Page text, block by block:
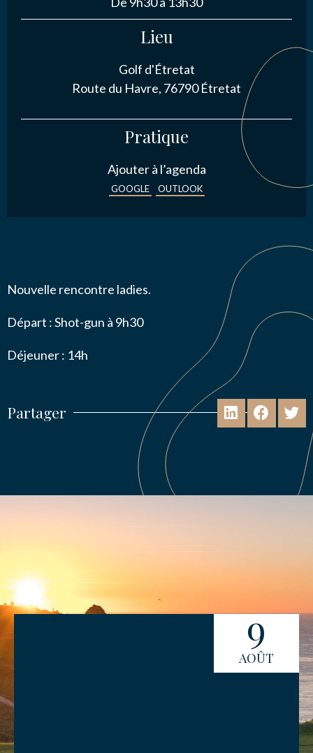
Lieu
Golf d'Étretat
Route du Havre, 76790 Étretat
Pratique
Ajouter à l’agenda
GOOGLE OUTLOOK
Nouvelle rencontre ladies.
Départ : Shot-gun à 9h30
Déjeuner : 14h
Partager
9
AOÛT
NOUS CONTACTER
J’autorise l'association ASS SPORTIVE GOLF
ETRETAT à enregistrer mes données.